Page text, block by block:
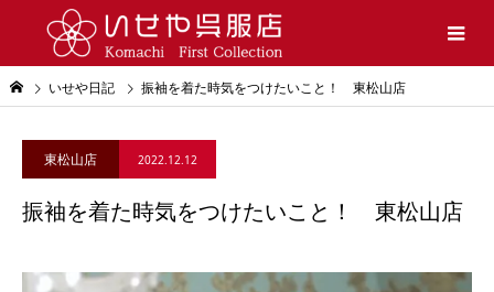
いせや日記 振袖を着た時気をつけたいこと！ 東松山店
東松山店 2022.12.12
振袖を着た時気をつけたいこと！ 東松山店